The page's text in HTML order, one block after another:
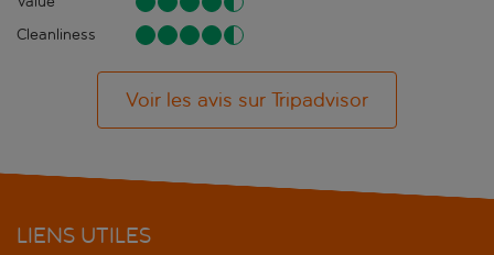
Cleanliness
Voir les avis sur Tripadvisor
LIENS UTILES